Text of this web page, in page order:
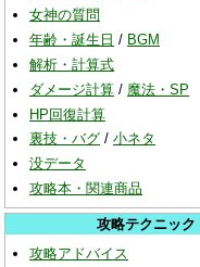
女神の質問
年齢・誕生日 / BGM
解析・計算式
ダメージ計算 / 魔法・SP
HP回復計算
裏技・バグ / 小ネタ
没データ
攻略本・関連商品
攻略テクニック
攻略アドバイス